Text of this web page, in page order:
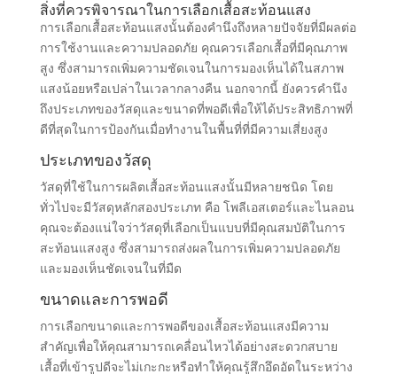
สิ่งที่ควรพิจารณาในการเลือกเสื้อสะท้อนแสง
การเลือกเสื้อสะท้อนแสงนั้นต้องคำนึงถึงหลายปัจจัยที่มีผลต่อ
การใช้งานและความปลอดภัย คุณควรเลือกเสื้อที่มีคุณภาพ
สูง ซึ่งสามารถเพิ่มความชัดเจนในการมองเห็นได้ในสภาพ
แสงน้อยหรือเปล่าในเวลากลางคืน นอกจากนี้ ยังควรคำนึง
ถึงประเภทของวัสดุและขนาดที่พอดีเพื่อให้ได้ประสิทธิภาพที่
ดีที่สุดในการป้องกันเมื่อทำงานในพื้นที่ที่มีความเสี่ยงสูง
ประเภทของวัสดุ
วัสดุที่ใช้ในการผลิตเสื้อสะท้อนแสงนั้นมีหลายชนิด โดย
ทั่วไปจะมีวัสดุหลักสองประเภท คือ โพลีเอสเตอร์และไนลอน
คุณจะต้องแน่ใจว่าวัสดุที่เลือกเป็นแบบที่มีคุณสมบัติในการ
สะท้อนแสงสูง ซึ่งสามารถส่งผลในการเพิ่มความปลอดภัย
และมองเห็นชัดเจนในที่มืด
ขนาดและการพอดี
การเลือกขนาดและการพอดีของเสื้อสะท้อนแสงมีความ
สำคัญเพื่อให้คุณสามารถเคลื่อนไหวได้อย่างสะดวกสบาย
เสื้อที่เข้ารูปดีจะไม่เกะกะหรือทำให้คุณรู้สึกอึดอัดในระหว่าง